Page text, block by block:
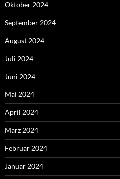
Oktober 2024
September 2024
August 2024
Juli 2024
Juni 2024
Mai 2024
April 2024
März 2024
Februar 2024
Januar 2024